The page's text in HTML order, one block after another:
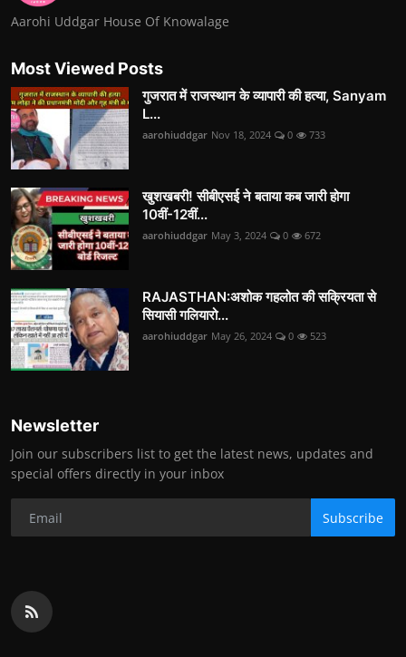
Aarohi Uddgar House Of Knowalage
Most Viewed Posts
गुजरात में राजस्थान के व्यापारी की हत्या, Sanyam
L...
aarohiuddgar Nov 18, 2024 0 733
खुशखबरी! सीबीएसई ने बताया कब जारी होगा
10वीं-12वीं...
aarohiuddgar May 3, 2024 0 672
RAJASTHAN:अशोक गहलोत की सक्रियता से
सियासी गलियारो...
aarohiuddgar May 26, 2024 0 523
Newsletter
Join our subscribers list to get the latest news, updates and
special offers directly in your inbox
Subscribe